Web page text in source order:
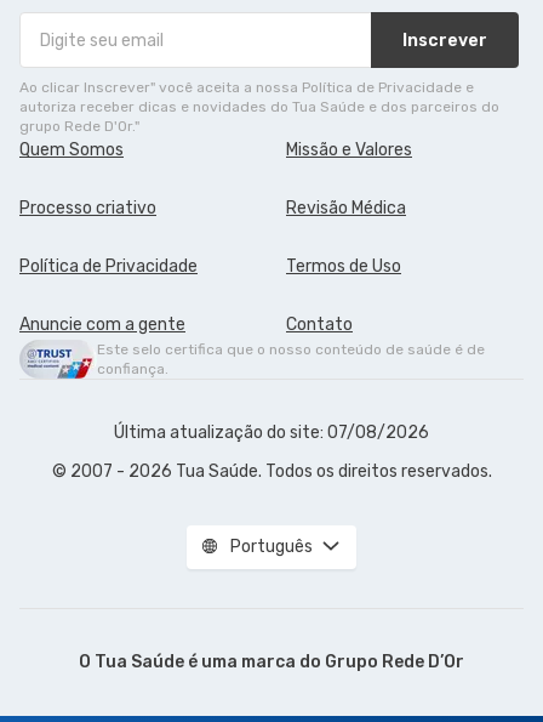
Inscrever
Ao clicar Inscrever" você aceita a nossa Política de Privacidade e
autoriza receber dicas e novidades do Tua Saúde e dos parceiros do
grupo Rede D'Or."
Quem Somos Missão e Valores
Processo criativo Revisão Médica
Política de Privacidade Termos de Uso
Anuncie com a gente Contato
Este selo certifica que o nosso conteúdo de saúde é de
confiança.
Última atualização do site: 07/08/2026
© 2007 - 2026 Tua Saúde. Todos os direitos reservados.
Português
O Tua Saúde é uma marca do Grupo Rede D’Or